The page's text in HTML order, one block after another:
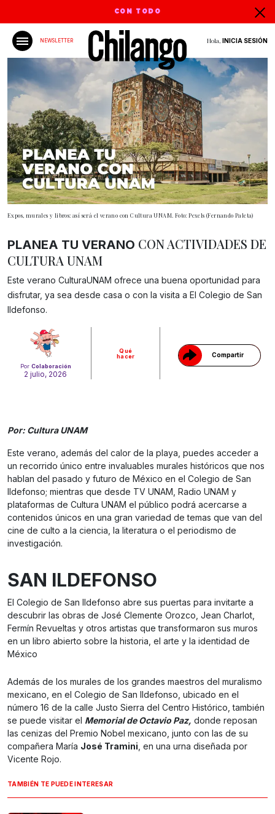
CON TODO
NEWSLETTER Hola, INICIA SESIÓN
Expos, murales y libros: así será el verano con Cultura UNAM. Foto: Pexels (Fernando Paleta)
Por Colaboración
2 julio, 2026
Qué
hacer
Compartir
Gracias!
PLANEA TU VERANO CON ACTIVIDADES DE
CULTURA UNAM
Este verano CulturaUNAM ofrece una buena oportunidad para
disfrutar, ya sea desde casa o con la visita a El Colegio de San
Ildefonso.
Por: Cultura UNAM
Este verano, además del calor de la playa, puedes acceder a
un recorrido único entre invaluables murales históricos que nos
hablan del pasado y futuro de México en el Colegio de San
Ildefonso; mientras que desde TV UNAM, Radio UNAM y
plataformas de Cultura UNAM el público podrá acercarse a
contenidos únicos en una gran variedad de temas que van del
cine de culto a la ciencia, la literatura o el periodismo de
investigación.
SAN ILDEFONSO
El Colegio de San Ildefonso abre sus puertas para invitarte a
descubrir las obras de José Clemente Orozco, Jean Charlot,
Fermín Revueltas y otros artistas que transformaron sus muros
en un libro abierto sobre la historia, el arte y la identidad de
México
Además de los murales de los grandes maestros del muralismo
mexicano, en el Colegio de San Ildefonso, ubicado en el
número 16 de la calle Justo Sierra del Centro Histórico, también
se puede visitar el Memorial de Octavio Paz, donde reposan
las cenizas del Premio Nobel mexicano, junto con las de su
compañera María José Tramini, en una urna diseñada por
Vicente Rojo.
TAMBIÉN TE PUEDE INTERESAR